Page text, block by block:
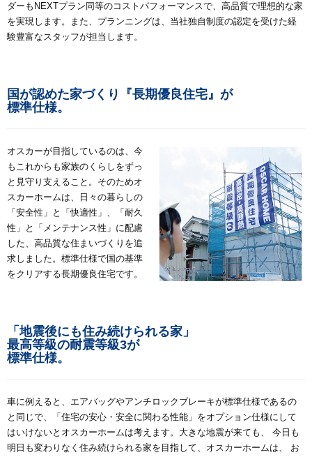
ダーもNEXTプラン同等のコストパフォーマンスで、高品質で理想的な家
を実現します。また、プランニングは、当社独自制度の認定を受けた経
験豊富なスタッフが担当します。
国が認めた家づくり『長期優良住宅』が
標準仕様。
オスカーが目指しているのは、今
もこれからも家族のくらしをずっ
と見守り支えること。そのためオ
スカーホームは、日々の暮らしの
「安全性」と「快適性」、「耐久
性」と「メンテナンス性」に配慮
した、高品質な住まいづくりを追
求しました。標準仕様で国の基準
をクリアする長期優良住宅です。
「地震後にも住み続けられる家」
最高等級の耐震等級3が
標準仕様。
車に例えると、エアバッグやアンチロックブレーキが標準仕様であるの
と同じで、「住宅の安心・安全に関わる性能」をオプション仕様にして
はいけないとオスカーホームは考えます。大きな地震が来ても、 今日も
明日も変わりなく住み続けられる家を目指して、オスカーホームは、 お